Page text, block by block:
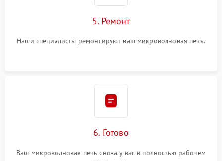
5. Ремонт
Наши специалисты ремонтируют ваш микроволновая печь.
6. Готово
Ваш микроволновая печь снова у вас в полностью рабочем